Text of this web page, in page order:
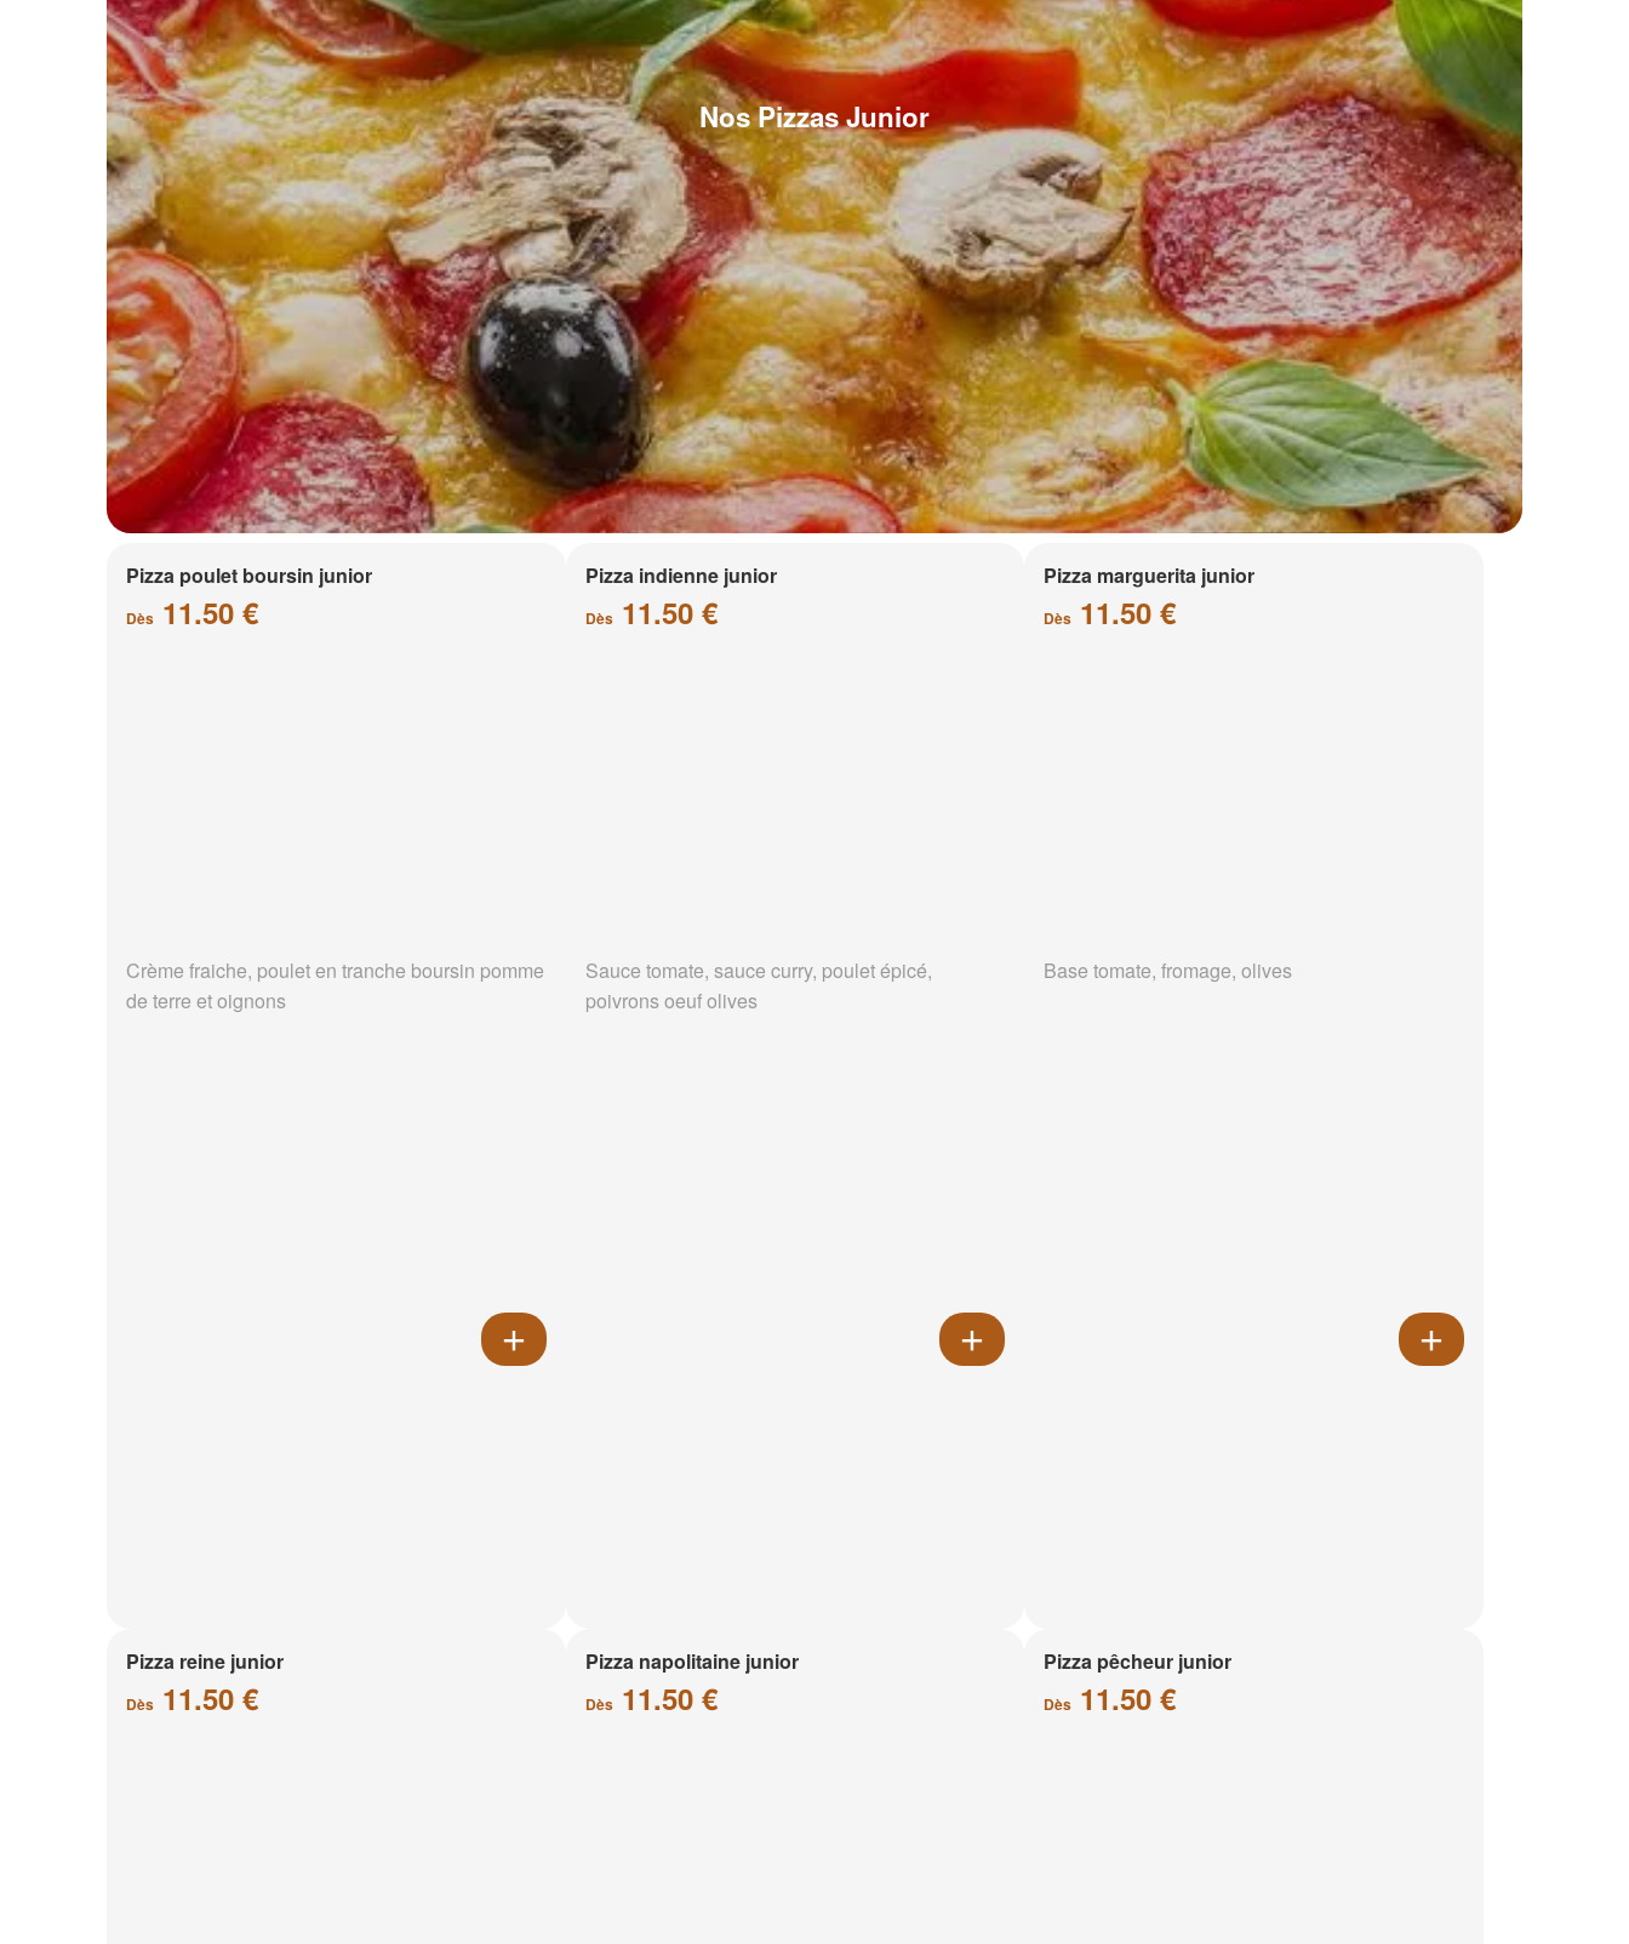
Nos Pizzas Junior
Pizza poulet boursin junior
Dès 11.50 €
Crème fraiche, poulet en tranche boursin pomme
de terre et oignons
Pizza indienne junior
Dès11.50 €
Sauce tomate, sauce curry, poulet épicé,
poivrons oeuf olives
Pizza marguerita junior
Dès 11.50 €
Base tomate, fromage, olives
Pizza reine junior
Dès 11.50 €
Pizza napolitaine junior
Dès11.50 €
Pizza pêcheur junior
Dès 11.50 €